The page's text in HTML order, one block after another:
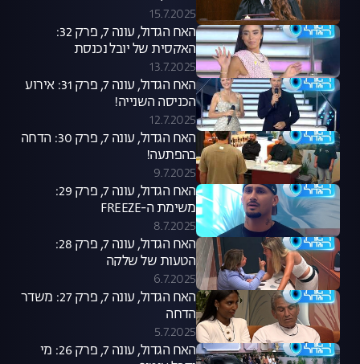
15.7.2025
האח הגדול, עונה 7, פרק 32:
האקסית של יובל נכנסת
13.7.2025
האח הגדול, עונה 7, פרק 31: אירוע
הכניסה השנייה!
12.7.2025
האח הגדול, עונה 7, פרק 30: הדחה
בהפתעה!
9.7.2025
האח הגדול, עונה 7, פרק 29:
משימת ה-FREEZE
8.7.2025
האח הגדול, עונה 7, פרק 28:
הטעות של שלקה
6.7.2025
האח הגדול, עונה 7, פרק 27: משדר
הדחה
5.7.2025
האח הגדול, עונה 7, פרק 26: מי